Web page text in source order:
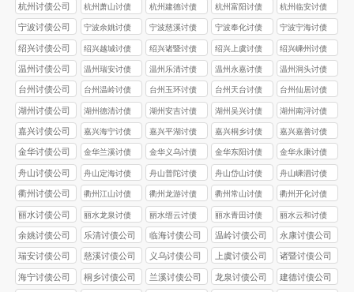
杭州讨债公司
杭州萧山讨债
公司
杭州建德讨债
公司
杭州富阳讨债
公司
杭州临安讨债
公司
宁波讨债公司
宁波余姚讨债
公司
宁波慈溪讨债
公司
宁波奉化讨债
公司
宁波宁海讨债
公司
绍兴讨债公司
绍兴越城讨债
公司
绍兴诸暨讨债
公司
绍兴上虞讨债
公司
绍兴嵊州讨债
公司
温州讨债公司
温州瑞安讨债
公司
温州乐清讨债
公司
温州永嘉讨债
公司
温州洞头讨债
公司
台州讨债公司
台州温岭讨债
公司
台州玉环讨债
公司
台州天台讨债
公司
台州仙居讨债
公司
湖州讨债公司
湖州德清讨债
公司
湖州安吉讨债
公司
湖州吴兴讨债
公司
湖州南浔讨债
公司
嘉兴讨债公司
嘉兴海宁讨债
公司
嘉兴平湖讨债
公司
嘉兴桐乡讨债
公司
嘉兴嘉善讨债
公司
金华讨债公司
金华兰溪讨债
公司
金华义乌讨债
公司
金华东阳讨债
公司
金华永康讨债
公司
舟山讨债公司
舟山定海讨债
公司
舟山普陀讨债
公司
舟山岱山讨债
公司
舟山嵊泗讨债
公司
衢州讨债公司
衢州江山讨债
公司
衢州龙游讨债
公司
衢州常山讨债
公司
衢州开化讨债
公司
丽水讨债公司
丽水龙泉讨债
公司
丽水缙云讨债
公司
丽水青田讨债
公司
丽水云和讨债
公司
余姚讨债公司 乐清讨债公司 临海讨债公司 温岭讨债公司 永康讨债公司
瑞安讨债公司 慈溪讨债公司 义乌讨债公司 上虞讨债公司 诸暨讨债公司
海宁讨债公司 桐乡讨债公司 兰溪讨债公司 龙泉讨债公司 建德讨债公司